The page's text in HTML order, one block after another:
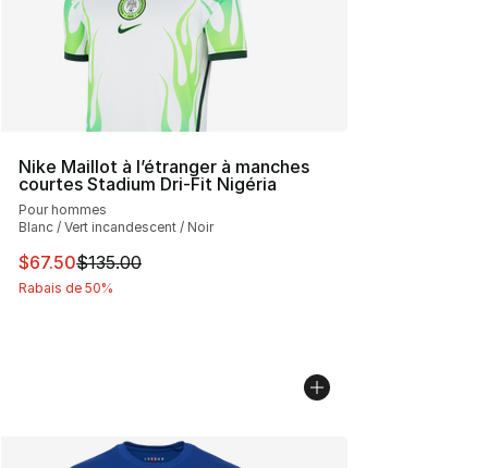
Nike Maillot à l’étranger à manches
courtes Stadium Dri-Fit Nigéria
Pour hommes
Blanc / Vert incandescent / Noir
Cet article est en solde. Le prix est passé de $135.00 à
$67.50$135.00
Rabais de 50%